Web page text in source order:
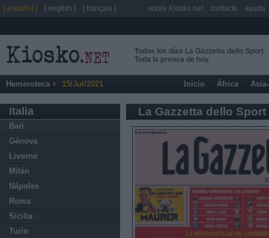
Todos los días La Gazzetta dello Sport
Toda la prensa de hoy
Hemeroteca 15/Jul/2021 Inicio África
Italia
Bari
Génova
Livorno
Milán
Nápoles
Roma
Sicilia
Turín
La Gazzetta dello Sport
[ español ] [ english ] [ français ] sobre Kiosko.net contacto ayuda